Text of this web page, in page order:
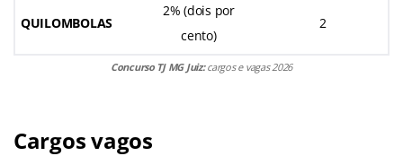
QUILOMBOLAS
2% (dois por
cento)
2
Concurso TJ MG Juiz:cargos e vagas 2026
Cargos vagos